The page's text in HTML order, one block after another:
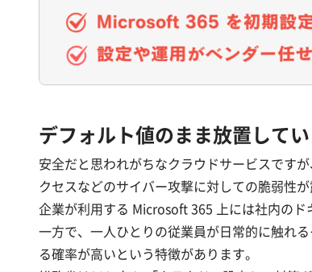
デフォルト値のまま放置して
安全だと思われがちなクラウドサービスです
クセスなどのサイバー攻撃に対しての脆弱性が
企業が利用する Microsoft 365 上には社内のド
一方で、一人ひとりの従業員が日常的に触れ
る確率が高いという特徴があります。